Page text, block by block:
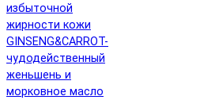
избыточной
жирности кожи
GINSENG&CARROT-
чудодейственный
женьшень и
морковное масло